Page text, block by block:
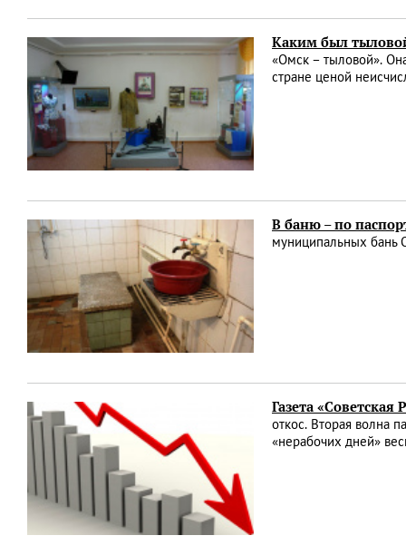
Каким был
«Омск – тыловой».
стране ценой
В баню – по
муниципальных бань
Газета
откос. Вторая волна
«нерабочих дней»